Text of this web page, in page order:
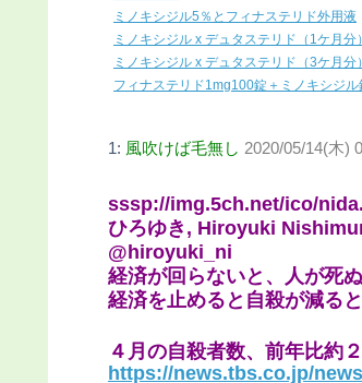
ミノキシジル5％とフィナステリド外用液
ミノキシジル x デュタステリド（1ケ月分）
ミノキシジル x デュタステリド（3ケ月分）
フィナステリド1mg100錠＋ミノキシジ
1: 風吹けば毛無し 2020/05/14(木)
sssp://img.5ch.net/ico/
ひろゆき, Hiroyuki
@hiroyuki_ni
経済が回らないと、人が死
経済を止めると自殺が減る
４月の自殺者数、前年比約
https://news.tbs.co.jp/